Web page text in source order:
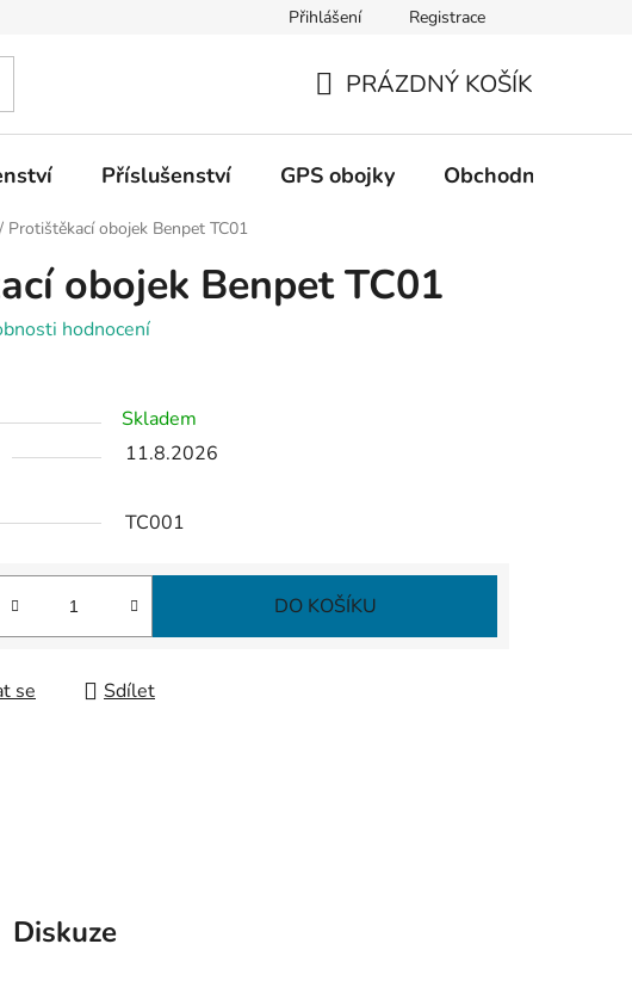
Přihlášení Registrace
KOŠÍK
PRÁZDNÝ KOŠÍK
Příslušenství GPS obojky Obchodní
/ Protištěkací obojek Benpet TC01
obojek Benpet TC01
hodnocení
Skladem
11.8.2026
TC001
DO KOŠÍKU
se Sdílet
Diskuze